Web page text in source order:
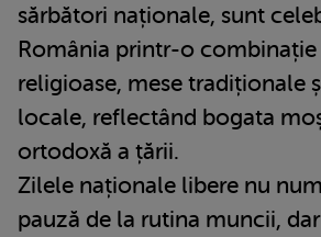
sărbători naționale, sunt
România printr-o combinație
religioase, mese tradiționale
locale, reflectând bogata
ortodoxă a țării.
Zilele naționale libere nu
pauză de la rutina muncii,